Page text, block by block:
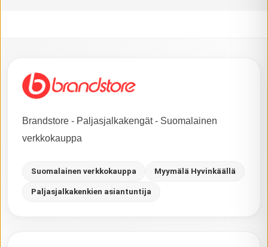
Brandstore - Paljasjalkakengät - Suomalainen
verkkokauppa
Suomalainen verkkokauppa Myymälä Hyvinkäällä
Paljasjalkakenkien asiantuntija